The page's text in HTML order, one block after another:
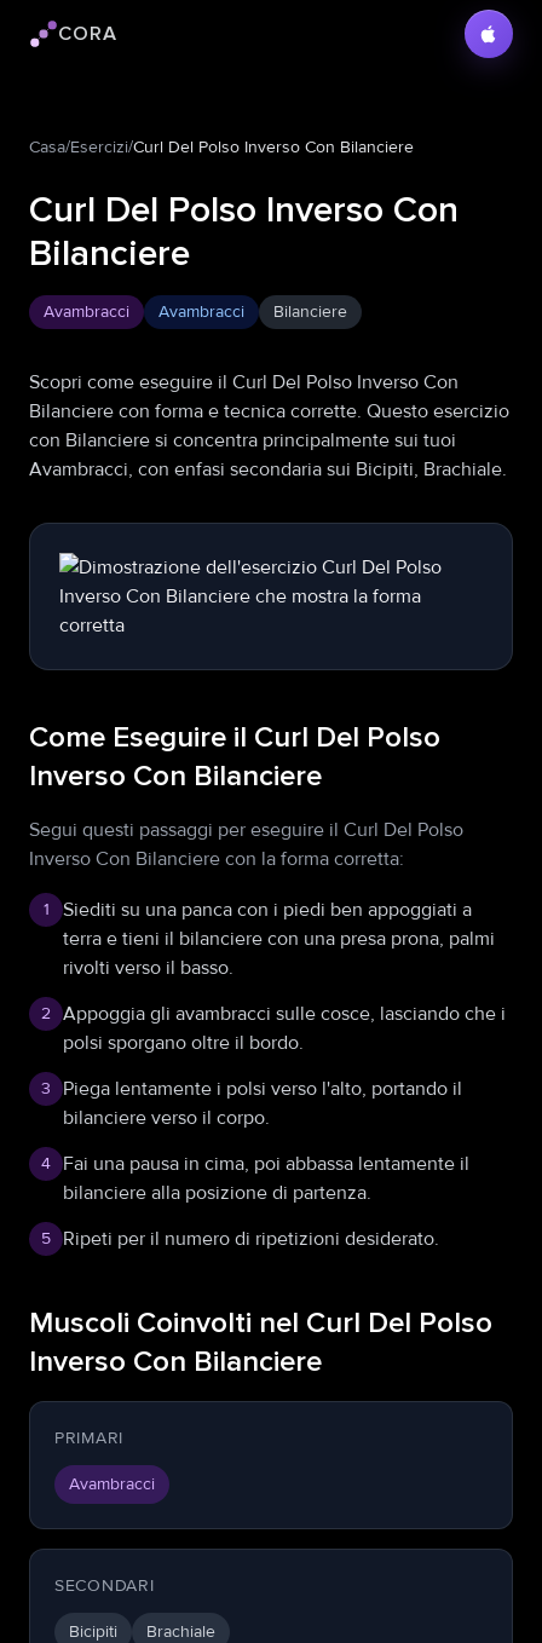
Logo Cora
CORA
Casa/Esercizi/Curl Del Polso Inverso Con Bilanciere
Curl Del Polso Inverso Con
Bilanciere
Avambracci Avambracci Bilanciere
Scopri come eseguire il Curl Del Polso Inverso Con
Bilanciere con forma e tecnica corrette. Questo esercizio
con Bilanciere si concentra principalmente sui tuoi
Avambracci, con enfasi secondaria sui Bicipiti, Brachiale.
Come Eseguire il Curl Del Polso
Inverso Con Bilanciere
Segui questi passaggi per eseguire il Curl Del Polso
Inverso Con Bilanciere con la forma corretta:
1
Siediti su una panca con i piedi ben appoggiati a
terra e tieni il bilanciere con una presa prona, palmi
rivolti verso il basso.
2 Appoggia gli avambracci sulle cosce, lasciando che i
polsi sporgano oltre il bordo.
3
Piega lentamente i polsi verso l'alto, portando il
bilanciere verso il corpo.
4
Fai una pausa in cima, poi abbassa lentamente il
bilanciere alla posizione di partenza.
5 Ripeti per il numero di ripetizioni desiderato.
Muscoli Coinvolti nel Curl Del Polso
Inverso Con Bilanciere
PRIMARI
Avambracci
SECONDARI
Bicipiti Brachiale